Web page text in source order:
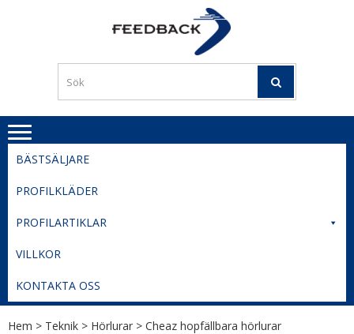
TIL
BESTE
PRISER
BÄSTSÄLJARE
PROFILKLÄDER
PROFILARTIKLAR
VILLKOR
KONTAKTA OSS
Hem > Teknik > Hörlurar > Cheaz hopfällbara hörlurar